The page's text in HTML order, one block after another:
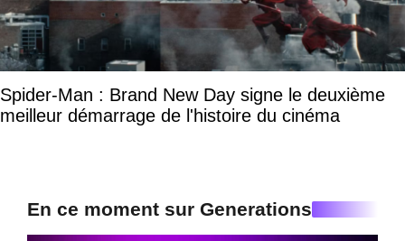
Spider-Man : Brand New Day signe le deuxième
meilleur démarrage de l'histoire du cinéma
En ce moment sur Generations